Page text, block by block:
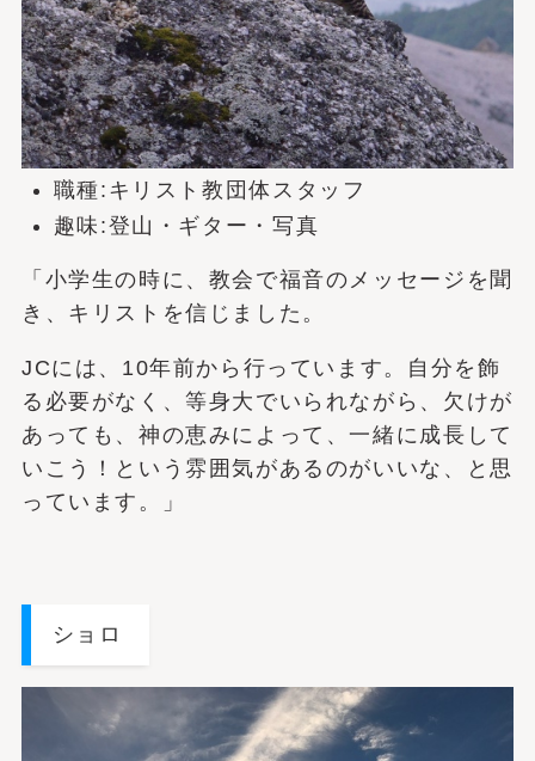
職種:キリスト教団体スタッフ
趣味:登山・ギター・写真
「小学生の時に、教会で福音のメッセージを聞
き、キリストを信じました。
JCには、10年前から行っています。自分を飾
る必要がなく、等身大でいられながら、欠けが
あっても、神の恵みによって、一緒に成長して
いこう！という雰囲気があるのがいいな、と思
っています。」
ショロ